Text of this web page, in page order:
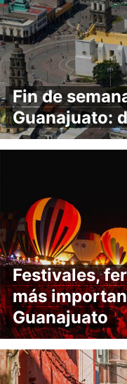
Fin de
Guanajuato:
Festivales,
más
Guanajuato